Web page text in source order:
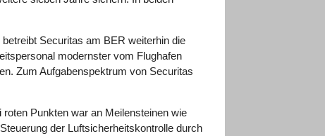
Securitas am BER weiterhin die
modernster vom Flughafen
Zum Aufgabenspektrum von Securitas
Punkten war an Meilensteinen wie
der Luftsicherheitskontrolle durch